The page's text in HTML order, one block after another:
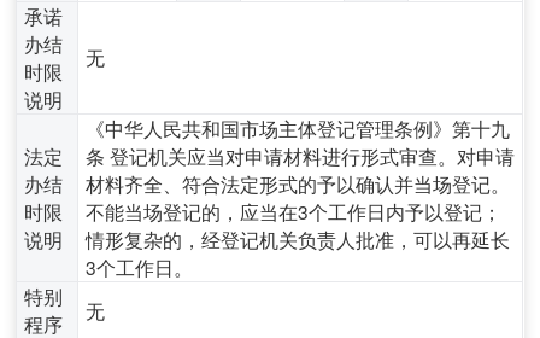
承诺
办结
时限
说明
无
法定
办结
时限
说明
《中华人民共和国市场主体登记管理条例》第十九
条 登记机关应当对申请材料进行形式审查。对申请
材料齐全、符合法定形式的予以确认并当场登记。
不能当场登记的，应当在3个工作日内予以登记；
情形复杂的，经登记机关负责人批准，可以再延长
3个工作日。
特别
程序
无